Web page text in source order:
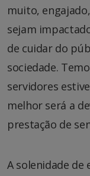
muito,
sejam
de cuidar do
sociedade.
servidores
melhor será a
prestação de
A solenidade